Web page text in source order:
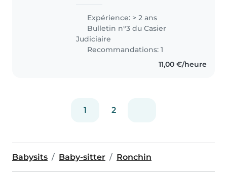
Expérience: > 2 ans
Bulletin n°3 du Casier
Judiciaire
Recommandations: 1
11,00 €/heure
1 2
Babysits Baby-sitter Ronchin